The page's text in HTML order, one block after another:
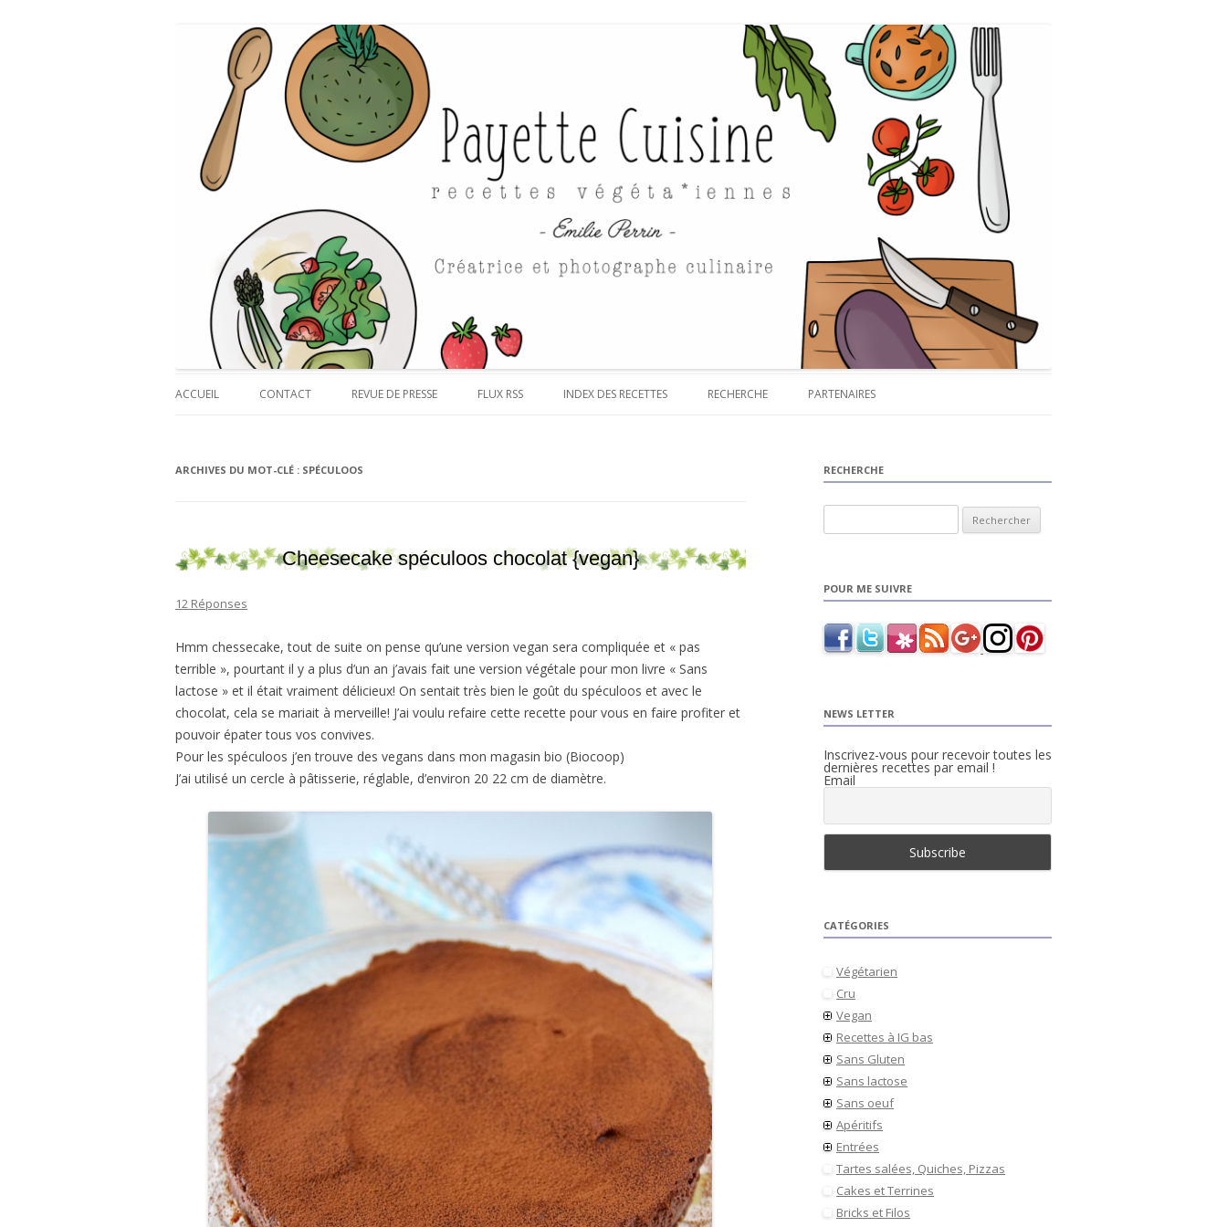
Payette cuisine
ACCUEIL CONTACT REVUE DE PRESSE FLUX RSS INDEX DES RECETTES RECHERCHE PARTENAIRES
ARCHIVES DU MOT-CLÉ : SPÉCULOOS
Cheesecake spéculoos chocolat {vegan}
12 Réponses
Hmm chessecake, tout de suite on pense qu’une version vegan sera compliquée et « pas
terrible », pourtant il y a plus d’un an j’avais fait une version végétale pour mon livre « Sans
lactose » et il était vraiment délicieux! On sentait très bien le goût du spéculoos et avec le
chocolat, cela se mariait à merveille! J’ai voulu refaire cette recette pour vous en faire profiter et
pouvoir épater tous vos convives.
Pour les spéculoos j’en trouve des vegans dans mon magasin bio (Biocoop)
J’ai utilisé un cercle à pâtisserie, réglable, d’environ 20 22 cm de diamètre.
RECHERCHE
POUR ME SUIVRE
NEWS LETTER
Inscrivez-vous pour recevoir toutes les
dernières recettes par email !
Email
CATÉGORIES
Végétarien
Cru
Vegan
Recettes à IG bas
Sans Gluten
Sans lactose
Sans oeuf
Apéritifs
Entrées
Tartes salées, Quiches, Pizzas
Cakes et Terrines
Bricks et Filos